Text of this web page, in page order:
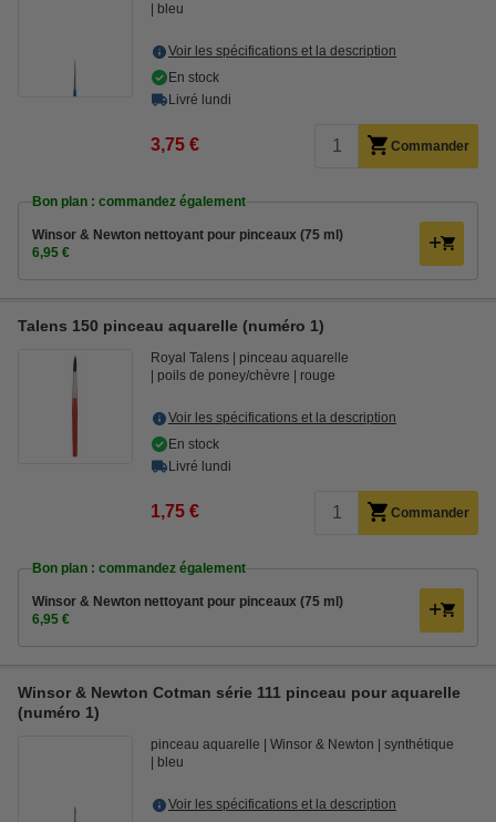
bleu
Voir les spécifications et la description
En stock
Livré lundi
3,75 € Commander
Bon plan : commandez également
Winsor & Newton nettoyant pour pinceaux (75 ml)
6,95 €
Talens 150 pinceau aquarelle (numéro 1)
Royal Talens
pinceau aquarelle
poils de poney/chèvre
rouge
Voir les spécifications et la description
En stock
Livré lundi
1,75 € Commander
Bon plan : commandez également
Winsor & Newton nettoyant pour pinceaux (75 ml)
6,95 €
Winsor & Newton Cotman série 111 pinceau pour aquarelle
(numéro 1)
pinceau aquarelle Winsor & Newton
synthétique
bleu
Voir les spécifications et la description